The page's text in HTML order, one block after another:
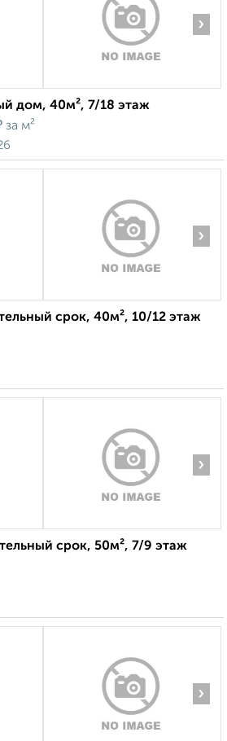
›
дом, 40м², 7/18 этаж
за м²
›
срок, 40м², 10/12 этаж
›
срок, 50м², 7/9 этаж
›